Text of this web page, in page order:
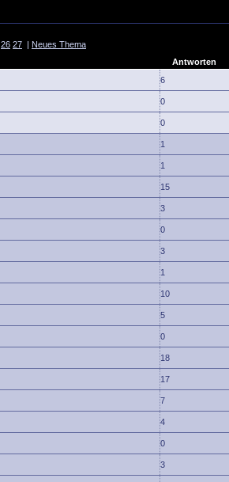
26 27 | Neues Thema
Antworten
6
0
0
1
1
15
3
0
3
1
10
5
0
18
17
7
4
0
3